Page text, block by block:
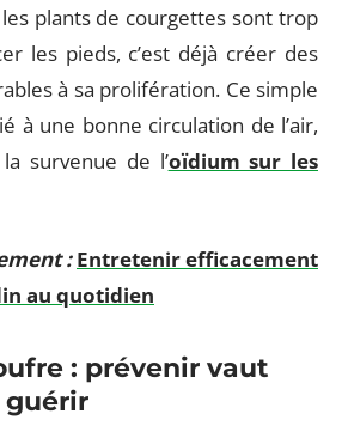
plants de courgettes sont trop
les pieds, c’est déjà créer des
à sa prolifération. Ce simple
à une bonne circulation de l’air,
survenue de l’oïdium sur les
: Entretenir efficacement
au quotidien
: prévenir vaut
guérir